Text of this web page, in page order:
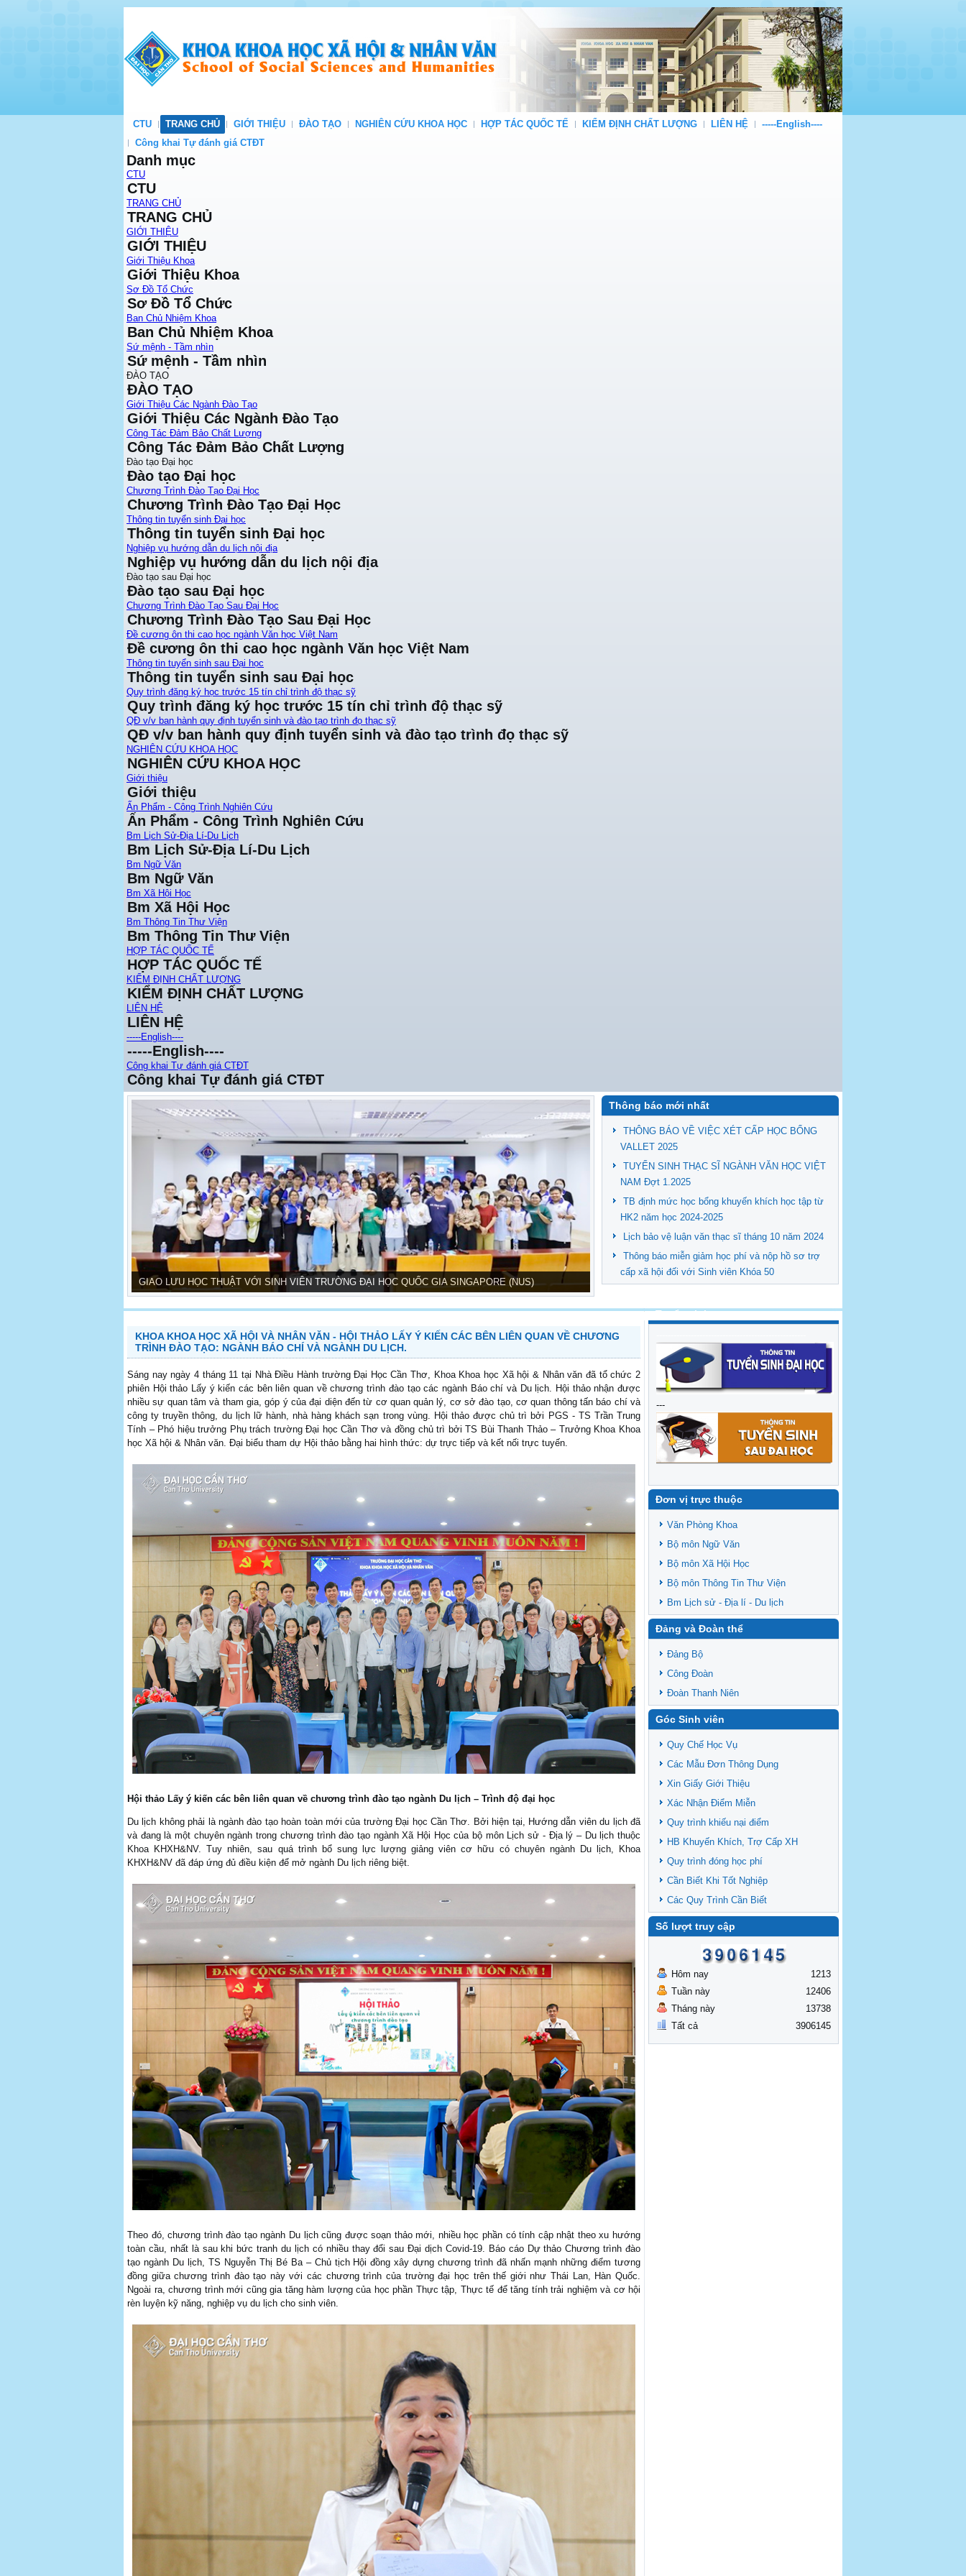
CTU TRANG CHỦ GIỚI THIỆU ĐÀO TẠO NGHIÊN CỨU KHOA HỌC HỢP TÁC QUỐC TẾ KIỂM ĐỊNH CHẤT LƯỢNG LIÊN HỆ
-----English----
Công khai Tự đánh giá CTĐT
Danh mục
CTU
CTU
TRANG CHỦ
TRANG CHỦ
GIỚI THIỆU
GIỚI THIỆU
Giới Thiệu Khoa
Giới Thiệu Khoa
Sơ Đồ Tổ Chức
Sơ Đồ Tổ Chức
Ban Chủ Nhiệm Khoa
Ban Chủ Nhiệm Khoa
Sứ mệnh - Tầm nhìn
Sứ mệnh - Tầm nhìn
ĐÀO TẠO
ĐÀO TẠO
Giới Thiệu Các Ngành Đào Tạo
Giới Thiệu Các Ngành Đào Tạo
Công Tác Đảm Bảo Chất Lượng
Công Tác Đảm Bảo Chất Lượng
Đào tạo Đại học
Đào tạo Đại học
Chương Trình Đào Tạo Đại Học
Chương Trình Đào Tạo Đại Học
Thông tin tuyển sinh Đại học
Thông tin tuyển sinh Đại học
Nghiệp vụ hướng dẫn du lịch nội địa
Nghiệp vụ hướng dẫn du lịch nội địa
Đào tạo sau Đại học
Đào tạo sau Đại học
Chương Trình Đào Tạo Sau Đại Học
Chương Trình Đào Tạo Sau Đại Học
Đề cương ôn thi cao học ngành Văn học Việt Nam
Đề cương ôn thi cao học ngành Văn học Việt Nam
Thông tin tuyển sinh sau Đại học
Thông tin tuyển sinh sau Đại học
Quy trình đăng ký học trước 15 tín chỉ trình độ thạc sỹ
Quy trình đăng ký học trước 15 tín chỉ trình độ thạc sỹ
QĐ v/v ban hành quy định tuyển sinh và đào tạo trình đọ thạc sỹ
QĐ v/v ban hành quy định tuyển sinh và đào tạo trình đọ thạc sỹ
NGHIÊN CỨU KHOA HỌC
NGHIÊN CỨU KHOA HỌC
Giới thiệu
Giới thiệu
Ấn Phẩm - Công Trình Nghiên Cứu
Ấn Phẩm - Công Trình Nghiên Cứu
Bm Lịch Sử-Địa Lí-Du Lịch
Bm Lịch Sử-Địa Lí-Du Lịch
Bm Ngữ Văn
Bm Ngữ Văn
Bm Xã Hội Học
Bm Xã Hội Học
Bm Thông Tin Thư Viện
Bm Thông Tin Thư Viện
HỢP TÁC QUỐC TẾ
HỢP TÁC QUỐC TẾ
KIỂM ĐỊNH CHẤT LƯỢNG
KIỂM ĐỊNH CHẤT LƯỢNG
LIÊN HỆ
LIÊN HỆ
-----English----
-----English----
Công khai Tự đánh giá CTĐT
Công khai Tự đánh giá CTĐT
GIAO LƯU HỌC THUẬT VỚI SINH VIÊN TRƯỜNG ĐẠI HỌC QUỐC GIA SINGAPORE (NUS)
Thông báo mới nhất
THÔNG BÁO VỀ VIỆC XÉT CẤP HỌC BỔNG
VALLET 2025
TUYỂN SINH THẠC SĨ NGÀNH VĂN HỌC VIỆT
NAM Đợt 1.2025
TB định mức học bổng khuyến khích học tập từ
HK2 năm học 2024-2025
Lịch bảo vệ luận văn thạc sĩ tháng 10 năm 2024
Thông báo miễn giảm học phí và nộp hồ sơ trợ
cấp xã hội đối với Sinh viên Khóa 50
KHOA KHOA HỌC XÃ HỘI VÀ NHÂN VĂN - HỘI THẢO LẤY Ý KIẾN CÁC BÊN LIÊN QUAN VỀ CHƯƠNG
TRÌNH ĐÀO TẠO: NGÀNH BÁO CHÍ VÀ NGÀNH DU LỊCH.
Sáng nay ngày 4 tháng 11 tại Nhà Điều Hành trường Đại Học Cần Thơ, Khoa Khoa học Xã hội & Nhân văn đã tổ chức 2
phiên Hội thảo Lấy ý kiến các bên liên quan về chương trình đào tạo các ngành Báo chí và Du lịch. Hội thảo nhận được
nhiều sự quan tâm và tham gia, góp ý của đại diện đến từ cơ quan quản lý, cơ sở đào tạo, cơ quan thông tấn báo chí và
công ty truyền thông, du lịch lữ hành, nhà hàng khách sạn trong vùng. Hội thảo được chủ trì bởi PGS - TS Trần Trung
Tính – Phó hiệu trưởng Phụ trách trường Đại học Cần Thơ và đồng chủ trì bởi TS Bùi Thanh Thảo – Trưởng Khoa Khoa
học Xã hội & Nhân văn. Đại biểu tham dự Hội thảo bằng hai hình thức: dự trực tiếp và kết nối trực tuyến.
Hội thảo Lấy ý kiến các bên liên quan về chương trình đào tạo ngành Du lịch – Trình độ đại học
Du lịch không phải là ngành đào tạo hoàn toàn mới của trường Đại học Cần Thơ. Bởi hiện tại, Hướng dẫn viên du lịch đã
và đang là một chuyên ngành trong chương trình đào tạo ngành Xã Hội Học của bộ môn Lịch sử - Địa lý – Du lịch thuộc
Khoa KHXH&NV. Tuy nhiên, sau quá trình bổ sung lực lượng giảng viên cơ hữu có chuyên ngành Du lịch, Khoa
KHXH&NV đã đáp ứng đủ điều kiện để mở ngành Du lịch riêng biệt.
Theo đó, chương trình đào tạo ngành Du lịch cũng được soạn thảo mới, nhiều học phần có tính cập nhật theo xu hướng
toàn cầu, nhất là sau khi bức tranh du lịch có nhiều thay đổi sau Đại dịch Covid-19. Báo cáo Dự thảo Chương trình đào
tạo ngành Du lịch, TS Nguyễn Thị Bé Ba – Chủ tịch Hội đồng xây dựng chương trình đã nhấn mạnh những điểm tương
đồng giữa chương trình đào tạo này với các chương trình của trường đại học trên thế giới như Thái Lan, Hàn Quốc.
Ngoài ra, chương trình mới cũng gia tăng hàm lượng của học phần Thực tập, Thực tế để tăng tính trải nghiệm và cơ hội
rèn luyện kỹ năng, nghiệp vụ du lịch cho sinh viên.
Tuyển sinh
---
Đơn vị trực thuộc
Văn Phòng Khoa
Bộ môn Ngữ Văn
Bộ môn Xã Hội Học
Bộ môn Thông Tin Thư Viện
Bm Lịch sử - Địa lí - Du lịch
Đảng và Đoàn thể
Đảng Bộ
Công Đoàn
Đoàn Thanh Niên
Góc Sinh viên
Quy Chế Học Vụ
Các Mẫu Đơn Thông Dụng
Xin Giấy Giới Thiệu
Xác Nhận Điểm Miễn
Quy trình khiếu nại điểm
HB Khuyến Khích, Trợ Cấp XH
Quy trình đóng học phí
Cần Biết Khi Tốt Nghiệp
Các Quy Trình Cần Biết
Số lượt truy cập
Hôm nay
Tuần này
Tháng này
Tất cả
1213
12406
13738
3906145